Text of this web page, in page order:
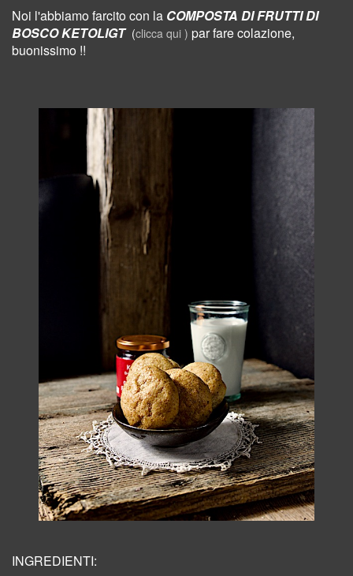
Noi l'abbiamo farcito con la COMPOSTA DI FRUTTI DI
BOSCO KETOLIGT (clicca qui ) par fare colazione,
buonissimo !!
INGREDIENTI: